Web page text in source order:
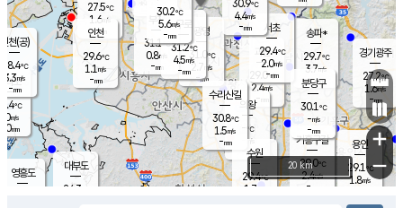
의도
℃
m/s
mm
영흥도
과천
29.0℃
2.4m/s
- mm
용인
29.1℃
1.8m/s
경기광주
27.2℃
1.6m/s
-mm
대부도
24.3
27.5℃
1.6 m/s
-mm
의왕
- ℃
m/s
mm
mm
광명
31.0
℃
2.7 m/s
-mm
부천
31.1℃
0.8m/s
-mm
구로
31.2℃
4.5m/s
-mm
송파*
29.7℃
3.7m/s
-mm
서초
29.4℃
2.0m/s
-mm
기흥구갈
29.0℃
2.4m/s
-
수리산길
30.8℃
1.5m/s
-mm
분당구
30.1℃
-m/s
-mm
인천(공)
28.4℃
3.3m/s
-mm
30.2℃
5.6m/s
-mm
수원
29.4℃
1.7 m/s
인천
29.6℃
1.1 m/s
-mm
30.9℃
4.4m/s
-mm
+
−
20 km